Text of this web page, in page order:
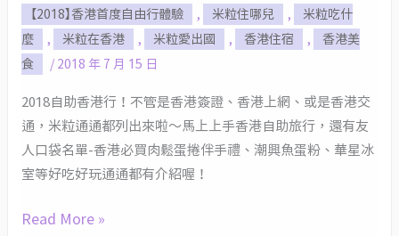
【2018】香港首度自由行體驗 , 米粒住哪兒 ,
米粒吃什
麼
, 米粒在香港 , 米粒愛出國 , 香港住宿 ,
香港美
食
/ 2018 年 7 月 15 日
2018自助香港行！不管是香港簽證、香港上網、或是香港交
通，米粒通通都列出來啦～馬上上手香港自助旅行，還有友
人口袋名單-香港必買肉鬆蛋捲伴手禮、潮興魚蛋粉、華星冰
室等好吃好玩通通都有介紹喔！
自
由
行
香
港
君
酒
Read More »